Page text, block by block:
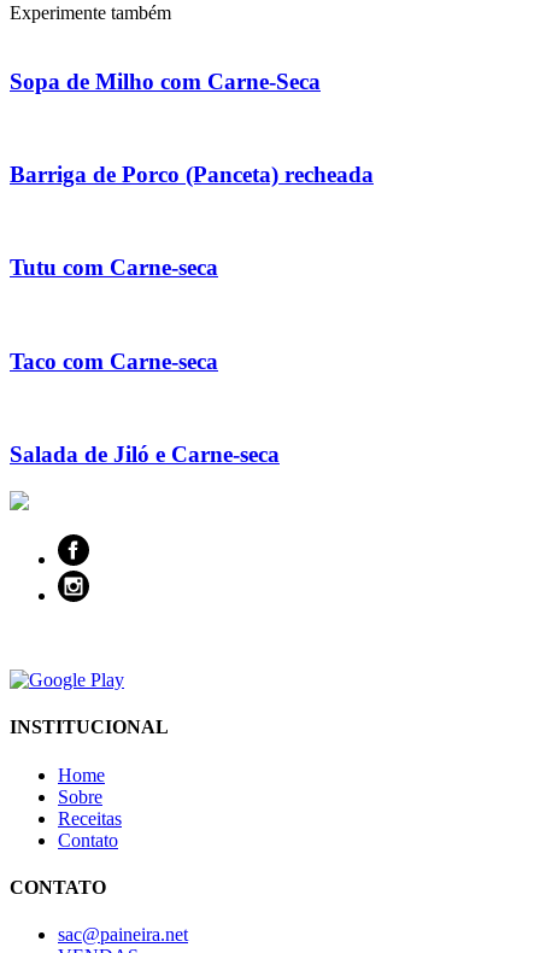
Experimente também
Sopa de Milho com Carne-Seca
Barriga de Porco (Panceta) recheada
Tutu com Carne-seca
Taco com Carne-seca
Salada de Jiló e Carne-seca
INSTITUCIONAL
Home
Sobre
Receitas
Contato
CONTATO
sac@paineira.net